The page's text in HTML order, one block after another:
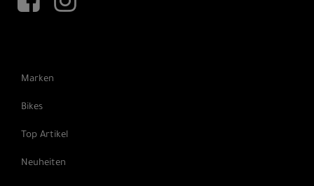
Marken
Bikes
Top Artikel
Neuheiten